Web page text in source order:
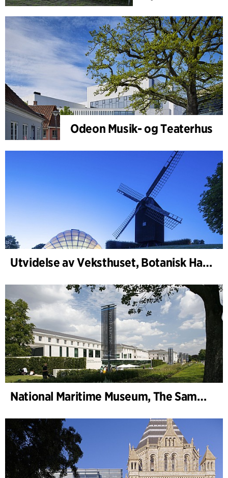
Odeon Musik- og Teaterhus
Utvidelse av Veksthuset, Botanisk Have, Aarhus
National Maritime Museum, The Sammy Ofer Wing